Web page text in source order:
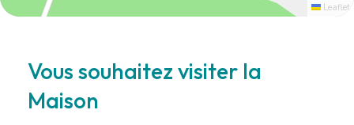
Leaflet
Vous souhaitez visiter la
Maison